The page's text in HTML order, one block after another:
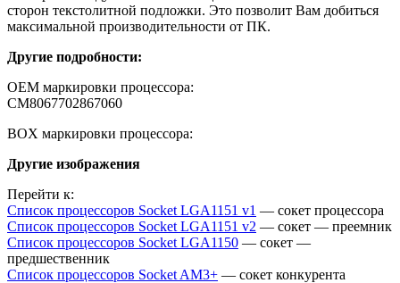
сторон текстолитной подложки. Это позволит Вам добиться
максимальной производительности от ПК.
Другие подробности:
OEM маркировки процессора:
CM8067702867060
BOX маркировки процессора:
Другие изображения
Перейти к:
Список процессоров Socket LGA1151 v1 — сокет процессора
Список процессоров Socket LGA1151 v2 — сокет — преемник
Список процессоров Socket LGA1150 — сокет —
предшественник
Список процессоров Socket AM3+ — сокет конкурента